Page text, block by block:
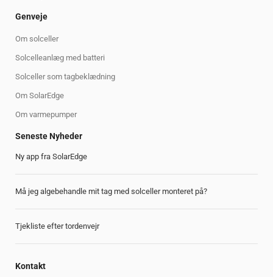
Genveje
Om solceller
Solcelleanlæg med batteri
Solceller som tagbeklædning
Om SolarEdge
Om varmepumper
Seneste Nyheder
Ny app fra SolarEdge
Må jeg algebehandle mit tag med solceller monteret på?
Tjekliste efter tordenvejr
Kontakt